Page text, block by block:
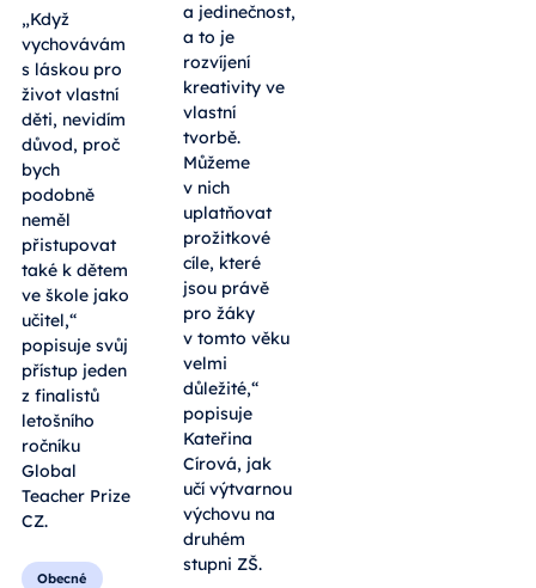
„Když
vychovávám
s láskou pro
život vlastní
děti, nevidím
důvod, proč
bych
podobně
neměl
přistupovat
také k dětem
ve škole jako
učitel,“
popisuje svůj
přístup jeden
z finalistů
letošního
ročníku
Global
Teacher Prize
CZ.
Obecné
a jedinečnost,
a to je
rozvíjení
kreativity ve
vlastní
tvorbě.
Můžeme
v nich
uplatňovat
prožitkové
cíle, které
jsou právě
pro žáky
v tomto věku
velmi
důležité,“
popisuje
Kateřina
Círová, jak
učí výtvarnou
výchovu na
druhém
stupni ZŠ.